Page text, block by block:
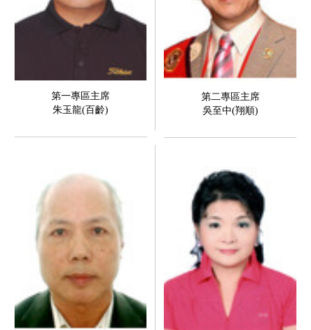
第一專區主席
朱玉龍(百齡)
第二專區主席
吳至中(翔順)